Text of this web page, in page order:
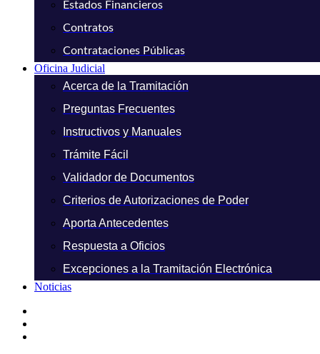
Estados Financieros
Contratos
Contrataciones Públicas
Oficina Judicial
Acerca de la Tramitación
Preguntas Frecuentes
Instructivos y Manuales
Trámite Fácil
Validador de Documentos
Criterios de Autorizaciones de Poder
Aporta Antecedentes
Respuesta a Oficios
Excepciones a la Tramitación Electrónica
Noticias